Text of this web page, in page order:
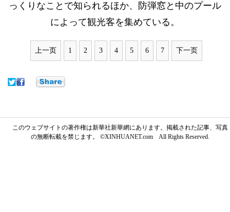
っくりなことで知られるほか、防弾窓と中のプール
によって観光客を集めている。
上一页 1 2 3 4 5 6 7 下一页
このウェブサイトの著作権は新華社新華網にあります。掲載された記事、写真
の無断転載を禁じます。 ©XINHUANET.com All Rights Reserved.